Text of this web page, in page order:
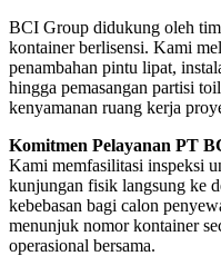
BCI Group didukung oleh
kontainer berlisensi. Kami
penambahan pintu lipat,
hingga pemasangan partisi
kenyamanan ruang kerja
Komitmen Pelayanan PT
Kami memfasilitasi inspeksi
kunjungan fisik langsung ke
kebebasan bagi calon
menunjuk nomor kontainer
operasional bersama.